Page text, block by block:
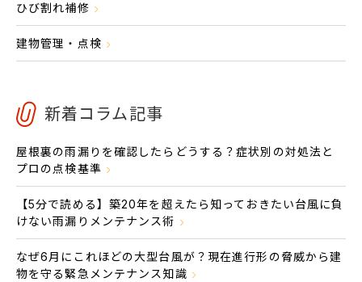
ひび割れ補修
建物管理・点検
新着コラム記事
屋根裏の雨漏りを確認したらどうする？症状別の対処法と
プロの点検基準
【5分で読める】築20年を超えたら知っておきたい台風に負
けない雨漏りメンテナンス術
なぜ6月にこれほどの大型台風が？現在進行形の脅威から建
物を守る緊急メンテナンス知識